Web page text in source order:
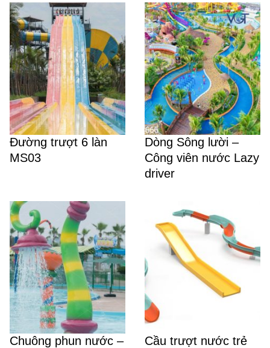
Đường trượt 6 làn
MS03
Dòng Sông lười –
Công viên nước Lazy
driver
Chuông phun nước – Cầu trượt nước trẻ